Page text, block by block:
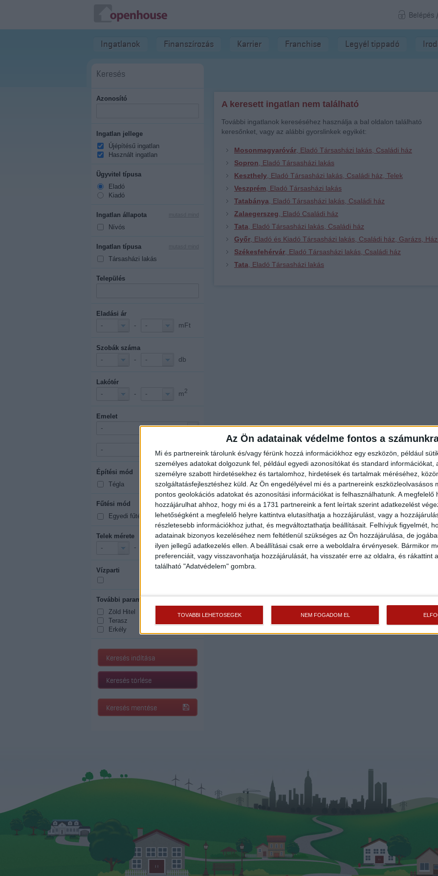
Az Ön adatainak védelme fontos a
Mi és partnereink tárolunk és/vagy férünk hozzá információkhoz egy eszközön, például
személyes adatokat dolgozunk fel, például egyedi azonosítókat és standard információkat,
személyre szabott hirdetésekhez és tartalomhoz, hirdetések és tartalmak méréséhez,
szolgáltatásfejlesztéshez küld. Az Ön engedélyével mi és a partnereink eszközleolvasásos
pontos geolokációs adatokat és azonosítási információkat is felhasználhatunk. A megfelelő
hozzájárulhat ahhoz, hogy mi és a 1731 partnereink a fent leírtak szerint adatkezelést
lehetőségként a megfelelő helyre kattintva elutasíthatja a hozzájárulást, vagy a
részletesebb információkhoz juthat, és megváltoztathatja beállításait. Felhívjuk figyelmét,
adatainak bizonyos kezeléséhez nem feltétlenül szükséges az Ön hozzájárulása, de
ilyen jellegű adatkezelés ellen. A beállításai csak erre a weboldalra érvényesek. Bármikor
preferenciáit, vagy visszavonhatja hozzájárulását, ha visszatér erre az oldalra, és rákattint
található "Adatvédelem" gombra.
TOVÁBBI LEHETŐSÉGEK NEM FOGADOM EL
Belépés
Ingatlanok Finanszírozás Karrier Franchise Legyél tippadó
Keresés
Azonosító
Ingatlan jellege
Újépítésű ingatlan
Használt ingatlan
Ügyvitel típusa
Eladó
Kiadó
Ingatlan állapota
Nívós
Ingatlan típusa
Társasházi lakás
Település
Eladási ár
- - - mFt
Szobák száma
- - - db
Lakótér
- - - m2
Emelet
-
-
Építési mód mutasd mind
Tégla
Fűtési mód mutasd mind
Egyedi fűtés
Telek mérete
- - m2
Vízparti
További paraméterek
Zöld Hitel
Terasz
Erkély
Keresés indítása
Keresés törlése
Keresés mentése
A keresett ingatlan nem található
További ingatlanok kereséséhez használja a bal oldalon található
keresőnket, vagy az alábbi gyorslinkek egyikét:
Mosonmagyaróvár , Eladó Társasházi lakás, Családi ház
Sopron , Eladó Társasházi lakás
Keszthely , Eladó Társasházi lakás, Családi ház, Telek
Veszprém , Eladó Társasházi lakás
Tatabánya , Eladó Társasházi lakás, Családi ház
Zalaegerszeg , Eladó Családi ház
Tata , Eladó Társasházi lakás, Családi ház
Győr , Eladó és Kiadó Társasházi lakás, Családi ház, Garázs,
Székesfehérvár , Eladó Társasházi lakás, Családi ház
Tata , Eladó Társasházi lakás